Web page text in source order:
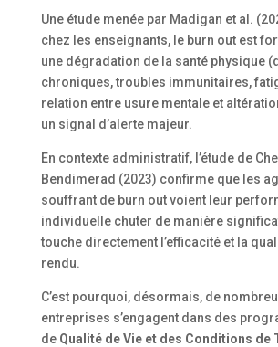
Une étude menée par Madigan et al.
chez les enseignants, le burn out est
une dégradation de la santé physique
chroniques, troubles immunitaires,
relation entre usure mentale et
un signal d’alerte majeur.
En contexte administratif, l’étude de
Bendimerad (2023) confirme que les
souffrant de burn out voient leur
individuelle chuter de manière
touche directement l’efficacité et la
rendu.
C’est pourquoi, désormais, de
entreprises s’engagent dans des
de Qualité de Vie et des Conditions de